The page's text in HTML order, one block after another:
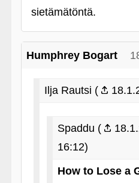
sietämätöntä.
Humphrey Bogart
Ilja Rautsi (
Spaddu (
16:12)
How to Lose a